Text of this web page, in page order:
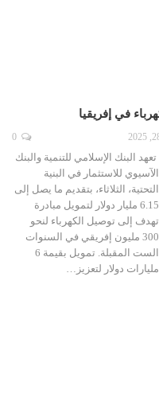
تعهد البنك الإسلامي للتنمية والبنك
الآسيوي للاستثمار في البنية
التحتية، الثلاثاء، بتقديم ما يصل إلى
6.15 مليار دولار لتمويل مبادرة
تهدف إلى توصيل الكهرباء لنحو
300 مليون إفريقي في السنوات
الست المقبلة. تمويل بقيمة 6
مليارات دولار لتعزيز…